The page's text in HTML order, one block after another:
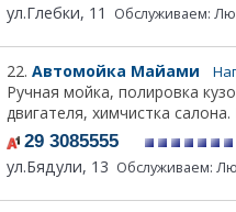
ул.Глебки, 11
Обслуживаем:
22. Автомойка Майами
Ручная мойка, полировка
двигателя, химчистка
29 3085555
ул.Бядули, 13 Обслуживаем: